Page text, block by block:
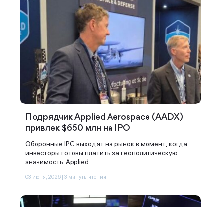
Подрядчик Applied Aerospace (AADX)
привлек $650 млн на IPO
Оборонные IPO выходят на рынок в момент, когда
инвесторы готовы платить за геополитическую
значимость. Applied...
03 июня, 2026 | 3 минуты чтения